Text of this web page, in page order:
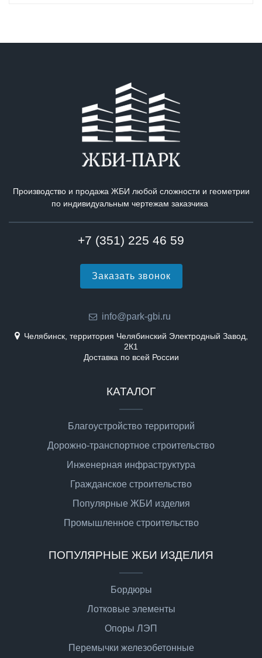
Производство и продажа ЖБИ любой сложности и геометрии
по индивидуальным чертежам заказчика
+7 (351) 225 46 59
Заказать звонок
info@park-gbi.ru
Челябинск, территория Челябинский Электродный Завод,
2К1
Доставка по всей России
КАТАЛОГ
Благоустройство территорий
Дорожно-транспортное строительство
Инженерная инфраструктура
Гражданское строительство
Популярные ЖБИ изделия
Промышленное строительство
ПОПУЛЯРНЫЕ ЖБИ ИЗДЕЛИЯ
Бордюры
Лотковые элементы
Опоры ЛЭП
Перемычки железобетонные